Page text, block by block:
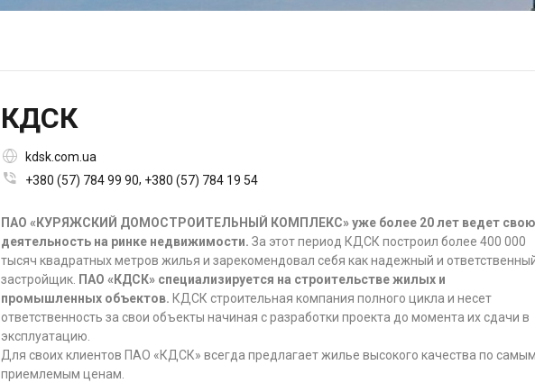
КДСК
 kdsk.com.ua
 +380 (57) 784 99 90, +380 (57) 784 19 54
ПАО «КУРЯЖСКИЙ ДОМОСТРОИТЕЛЬНЫЙ КОМПЛЕКС» уже более 20 лет ведет свою
деятельность на ринке недвижимости. За этот период КДСК построил более 400 000
тысяч квадратных метров жилья и зарекомендовал себя как надежный и
застройщик. ПАО «КДСК» специализируется на строительстве жилых и
промышленных объектов. КДСК строительная компания полного цикла и несет
ответственность за свои объекты начиная с разработки проекта до момента их сдачи в
эксплуатацию.
Для своих клиентов ПАО «КДСК» всегда предлагает жилье высокого качества по самым
приемлемым ценам.